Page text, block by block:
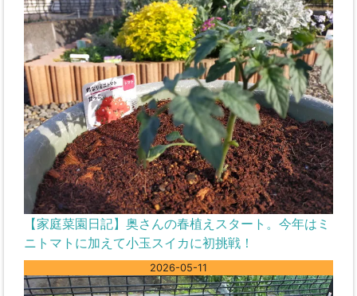
【家庭菜園日記】奥さんの春植えスタート。今年はミ
ニトマトに加えて小玉スイカに初挑戦！
2026-05-11